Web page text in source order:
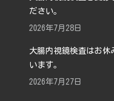
ださい。
2026年7月28日
大腸内視鏡検査はお休
います。
2026年7月27日